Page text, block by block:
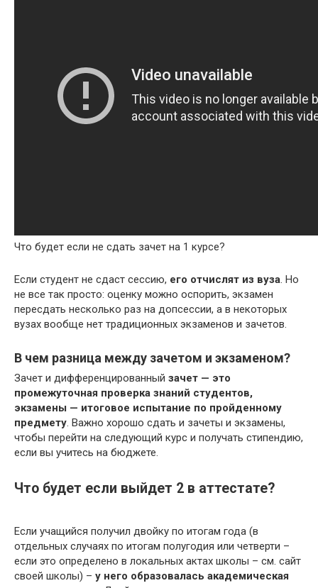
Что будет если не сдать зачет на 1 курсе?
Если студент не сдаст сессию, его отчислят из вуза . Но
не все так просто: оценку можно оспорить, экзамен
пересдать несколько раз на допсессии, а в некоторых
вузах вообще нет традиционных экзаменов и зачетов.
В чем разница между зачетом и экзаменом?
Зачет и дифференцированный зачет — это
промежуточная проверка знаний студентов,
экзамены — итоговое испытание по пройденному
предмету . Важно хорошо сдать и зачеты и экзамены,
чтобы перейти на следующий курс и получать стипендию,
если вы учитесь на бюджете.
Что будет если выйдет 2 в аттестате?
Если учащийся получил двойку по итогам года (в
отдельных случаях по итогам полугодия или четверти –
если это определено в локальных актах школы – см. сайт
своей школы) – у него образовалась академическая